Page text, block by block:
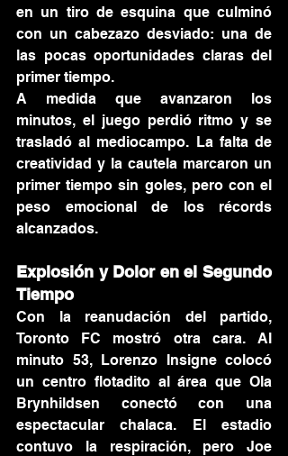
en un tiro de esquina que culminó
con un cabezazo desviado: una de
las pocas oportunidades claras del
primer tiempo.
A medida que avanzaron los
minutos, el juego perdió ritmo y se
trasladó al mediocampo. La falta de
creatividad y la cautela marcaron un
primer tiempo sin goles, pero con el
peso emocional de los récords
alcanzados.
Explosión y Dolor en el Segundo
Tiempo
Con la reanudación del partido,
Toronto FC mostró otra cara. Al
minuto 53, Lorenzo Insigne colocó
un centro flotadito al área que Ola
Brynhildsen conectó con una
espectacular chalaca. El estadio
contuvo la respiración, pero Joe